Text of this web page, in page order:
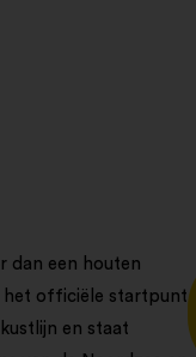
dan een houten
het officiële startpunt
en staat